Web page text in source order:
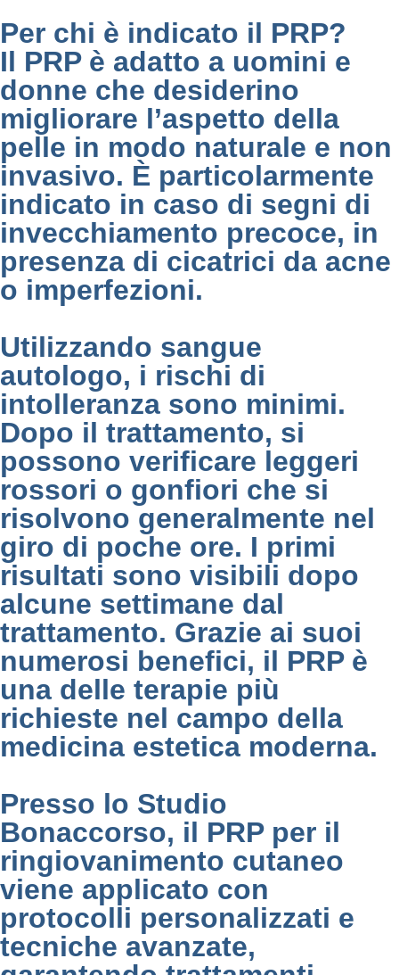
Per chi è indicato il PRP?
Il PRP è adatto a uomini e
donne che desiderino
migliorare l’aspetto della
pelle in modo naturale e non
invasivo. È particolarmente
indicato in caso di segni di
invecchiamento precoce, in
presenza di cicatrici da acne
o imperfezioni.
Utilizzando sangue
autologo, i rischi di
intolleranza sono minimi.
Dopo il trattamento, si
possono verificare leggeri
rossori o gonfiori che si
risolvono generalmente nel
giro di poche ore. I primi
risultati sono visibili dopo
alcune settimane dal
trattamento. Grazie ai suoi
numerosi benefici, il PRP è
una delle terapie più
richieste nel campo della
medicina estetica moderna.
Presso lo Studio
Bonaccorso, il PRP per il
ringiovanimento cutaneo
viene applicato con
protocolli personalizzati e
tecniche avanzate,